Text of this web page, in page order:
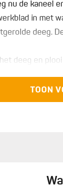
nu de kaneel
in met
deeg.
deeg en
er nog +-0,5
dit tot
TOON